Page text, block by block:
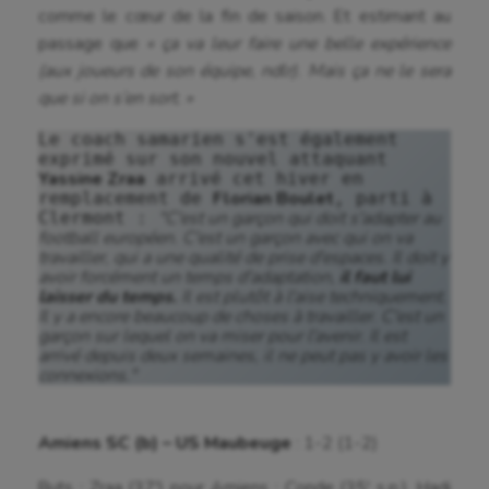
Roller-derby
Sauvetage sportif
Sport adapté
Sport handicap
Sport santé
Sport-entreprise
Tir
Tir à l'arc
comme le cœur de la fin de saison. Et estimant au
passage que
« ça va leur faire une belle expérience
(aux joueurs de son équipe, ndlr). Mais ça ne le sera
que si on s’en sort. »
Le coach samarien s'est également
Yassine Zraa arrivé cet hiver en
remplacement de Florian Boulet
, parti à
Clermont :
"C'est un garçon qui doit s'adapter au
football européen. C'est un garçon avec qui on va
travailler, qui a une qualité de prise d'espaces. Il doit y
avoir forcément un temps d'adaptation,
il faut lui
laisser du temps.
Il est plutôt à l'aise techniquement.
Il y a encore beaucoup de choses à travailler. C'est un
garçon sur lequel on va miser pour l'avenir. Il est
arrivé depuis deux semaines, il ne peut pas y avoir les
connexions."
Amiens SC (b) – US Maubeuge